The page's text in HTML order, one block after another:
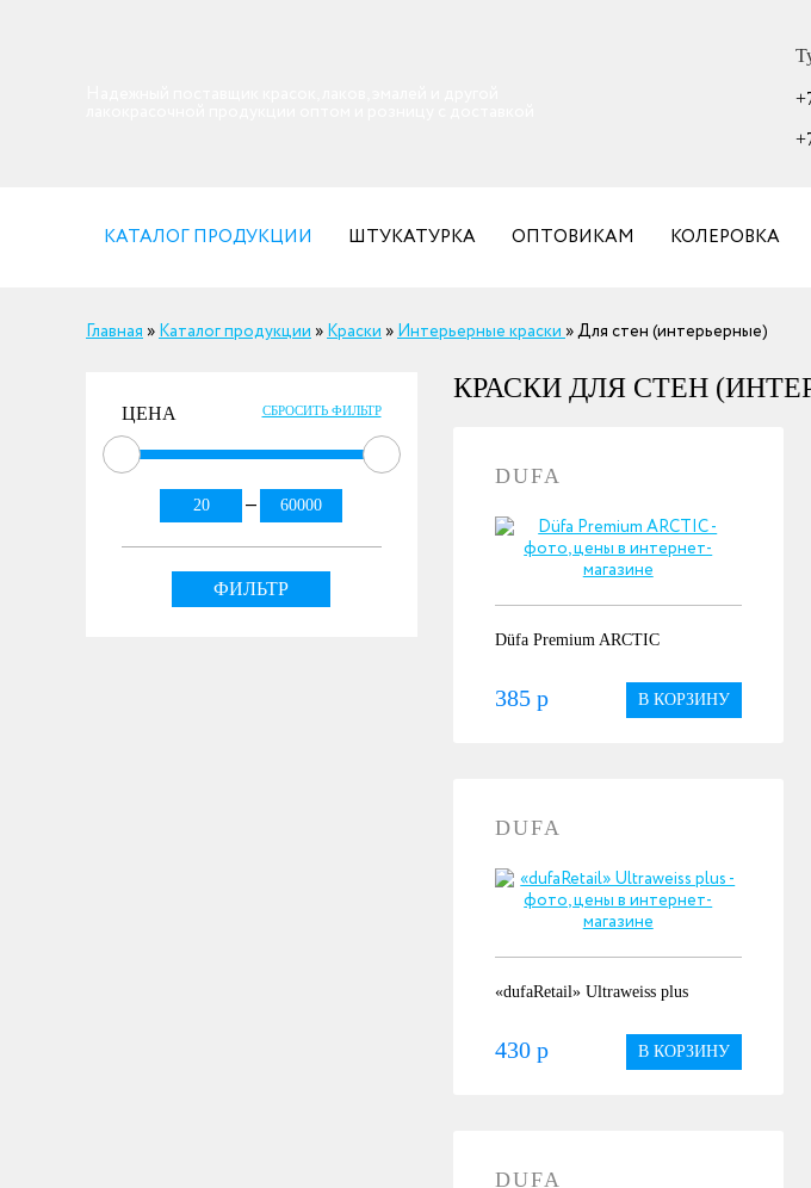
КАТАЛОГ ПРОДУКЦИИ ШТУКАТУРКА ОПТОВИКАМ КОЛЕРОВКА
Главная » Каталог продукции » Краски » Интерьерные краски » Для стен (интерьерные)
ЦЕНА СБРОСИТЬ ФИЛЬТР
—
ФИЛЬТР
КРАСКИ ДЛЯ СТЕН
DUFA
Düfa Premium ARCTIC
В КОРЗИНУ
385 р
DUFA
«dufaRetail» Ultraweiss plus
В КОРЗИНУ
430 р
DUFA